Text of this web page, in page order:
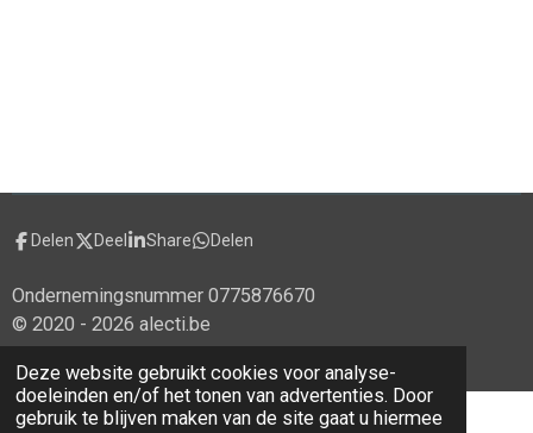
Deze website gebruikt cookies voor analyse-
doeleinden en/of het tonen van advertenties. Door
gebruik te blijven maken van de site gaat u hiermee
Delen Deel Share Delen
Ondernemingsnummer 0775876670
© 2020 - 2026 alecti.be